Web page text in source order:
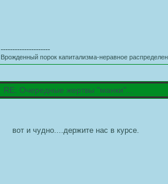
---------------------
Врожденный порок капитализма-неравное
RE: Очередные жертвы "манки"...
вот и чудно....держите нас в курсе.